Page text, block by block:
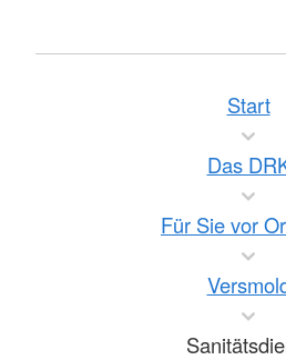
Start
Das
Für Sie vor